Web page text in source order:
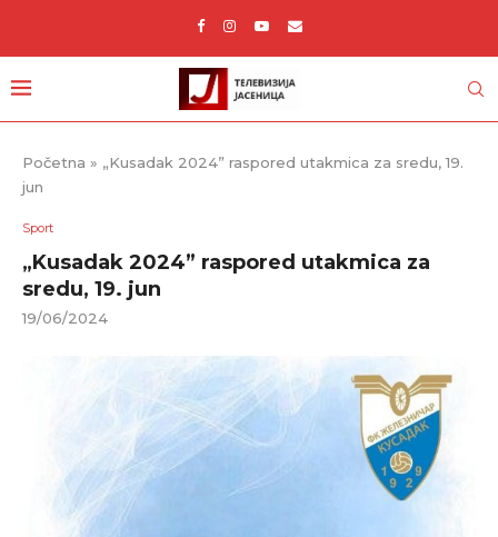
Početna » „Kusadak 2024” raspored utakmica za sredu, 19.
jun
Sport
„Kusadak 2024” raspored utakmica za
sredu, 19. jun
19/06/2024